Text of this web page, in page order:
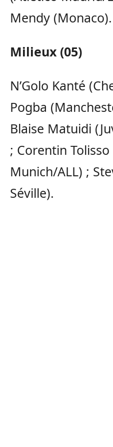
Mendy (Monaco).
Milieux (05)
N’Golo Kanté
Pogba
Blaise Matuidi
; Corentin
Munich/ALL) ;
Séville).